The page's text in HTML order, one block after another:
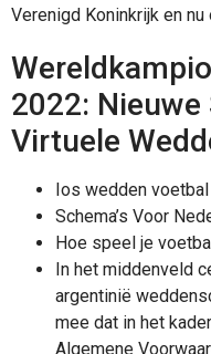
Verenigd Koninkrijk en nu
2022: Nieuwe
Virtuele
Ios wedden
Schema’s Voor
Hoe speel je
In het middenveld
argentinië
mee dat in het
Algemene